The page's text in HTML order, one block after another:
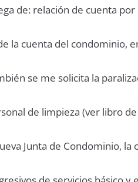
de: relación de cuenta
la cuenta del condominio,
se me solicita la
de limpieza (ver libro
Junta de Condominio, la